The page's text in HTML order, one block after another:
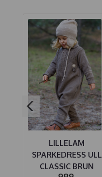
LILLELAM
SPARKEDRESS ULL
CLASSIC BRUN